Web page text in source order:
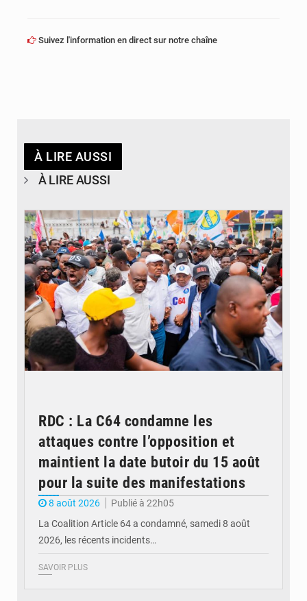
Suivez l'information en direct sur notre chaîne
À LIRE AUSSI
À LIRE AUSSI
RDC : La C64 condamne les
attaques contre l’opposition et
maintient la date butoir du 15 août
pour la suite des manifestations
8 août 2026
Publié à 22h05
La Coalition Article 64 a condamné, samedi 8 août
2026, les récents incidents…
SAVOIR PLUS